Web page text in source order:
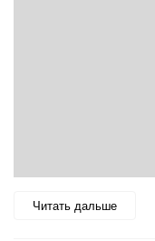
Читать дальше